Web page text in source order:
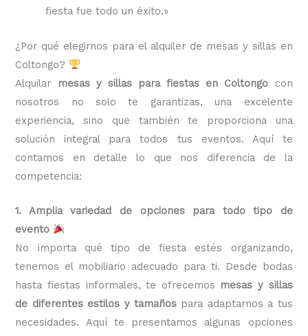
fiesta fue todo un éxito.»
¿Por qué elegirnos para el alquiler de mesas y sillas en
Coltongo?
Alquilar
mesas y sillas para fiestas en Coltongo con
nosotros no solo te garantizas, una excelente
experiencia, sino que también te proporciona una
solución integral para todos tus eventos. Aquí te
contamos en detalle lo que nos diferencia de la
competencia:
1. Amplia variedad de opciones para todo tipo de
evento
No importa qué tipo de fiesta estés organizando,
tenemos el mobiliario adecuado para ti. Desde bodas
hasta fiestas informales, te ofrecemos mesas y sillas
de diferentes estilos y tamaños para adaptarnos a tus
necesidades. Aquí te presentamos algunas opciones